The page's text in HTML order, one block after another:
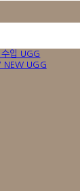
입 UGG
NEW UGG